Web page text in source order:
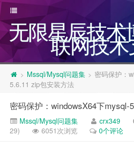
无限星辰技术
联网技术
> Mssql/Mysql问题集 > 密码保护：
5.6.11 zip包安装方法
密码保护：windowsX64下mysql-
Mssql/Mysql问题集 crx349
29)
6051次浏览 0个评论